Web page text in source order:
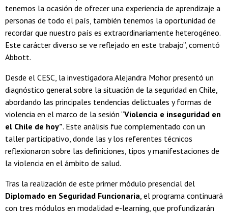
tenemos la ocasión de ofrecer una experiencia de aprendizaje a
personas de todo el país, también tenemos la oportunidad de
recordar que nuestro país es extraordinariamente heterogéneo.
Este carácter diverso se ve reflejado en este trabajo”, comentó
Abbott.
Desde el CESC, la investigadora Alejandra Mohor presentó un
diagnóstico general sobre la situación de la seguridad en Chile,
abordando las principales tendencias delictuales y formas de
violencia en el marco de la sesión “Violencia e inseguridad en
el Chile de hoy”. Este análisis fue complementado con un
taller participativo, donde las y los referentes técnicos
reflexionaron sobre las definiciones, tipos y manifestaciones de
la violencia en el ámbito de salud.
Tras la realización de este primer módulo presencial del
Diplomado en Seguridad Funcionaria, el programa continuará
con tres módulos en modalidad e-learning, que profundizarán